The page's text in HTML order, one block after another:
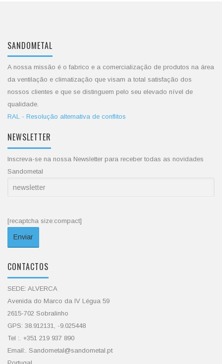
SANDOMETAL
A nossa missão é o fabrico e a comercialização de produtos na área
da ventilação e climatização que visam a total satisfação dos
nossos clientes e que se distinguem pelo seu elevado nível de
qualidade.
RAL - Resolução alternativa de conflitos
NEWSLETTER
Inscreva-se na nossa Newsletter para receber todas as novidades
Sandometal
[recaptcha size:compact]
CONTACTOS
SEDE: ALVERCA
Avenida do Marco da IV Légua 59
2615-702 Sobralinho
GPS: 38.912131, -9.025448
Tel :. +351 219 937 890
Email:. Sandometal@sandometal.pt